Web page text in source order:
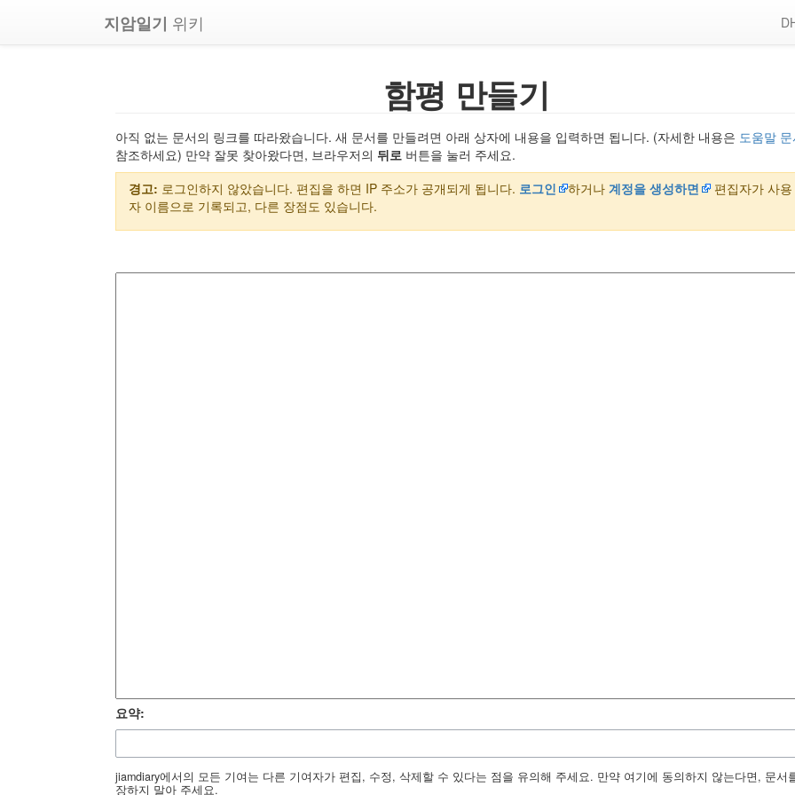
지암일기 위키
함평 만들기
아직 없는 문서의 링크를 따라왔습니다. 새 문서를 만들려면 아래 상자에 내용을 입력하면 됩니다. (자세한 내용은 도움말
참조하세요) 만약 잘못 찾아왔다면, 브라우저의 뒤로 버튼을 눌러 주세요.
경고: 로그인하지 않았습니다. 편집을 하면 IP 주소가 공개되게 됩니다. 로그인 하거나 계정을 생성하면
편집자가 사용
자 이름으로 기록되고, 다른 장점도 있습니다.
요약:
jiamdiary에서의 모든 기여는 다른 기여자가 편집, 수정, 삭제할 수 있다는 점을 유의해 주세요. 만약 여기에 동의하지 않는다면, 문서
장하지 말아 주세요.